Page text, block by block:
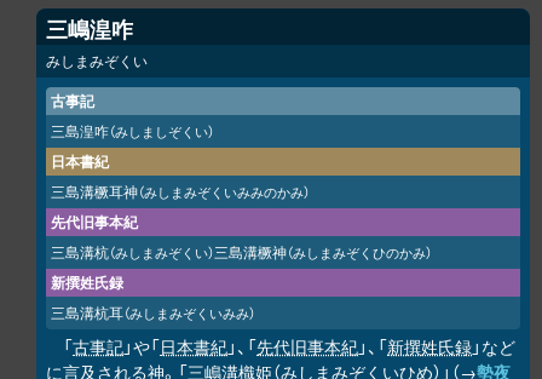
三嶋湟咋
みしまみぞくい
古事記
三島湟咋（みしましぞくい）
日本書紀
三島溝橛耳神（みしまみぞくいみみのかみ）
先代旧事本紀
三島溝杭（みしまみぞくい）三島溝橛神（みしまみぞくひのかみ）
新撰姓氏録
三島溝杭耳（みしまみぞくいみみ）
「古事記」や「日本書紀」、「先代旧事本紀」、「新撰姓氏録」など
に言及される神。「三嶋溝樴姫（みしまみぞくいひめ）」（→勢夜